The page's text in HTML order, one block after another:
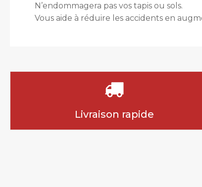
N’endommagera pas vos tapis ou sols.
Vous aide à réduire les accidents en
Livraison rapide